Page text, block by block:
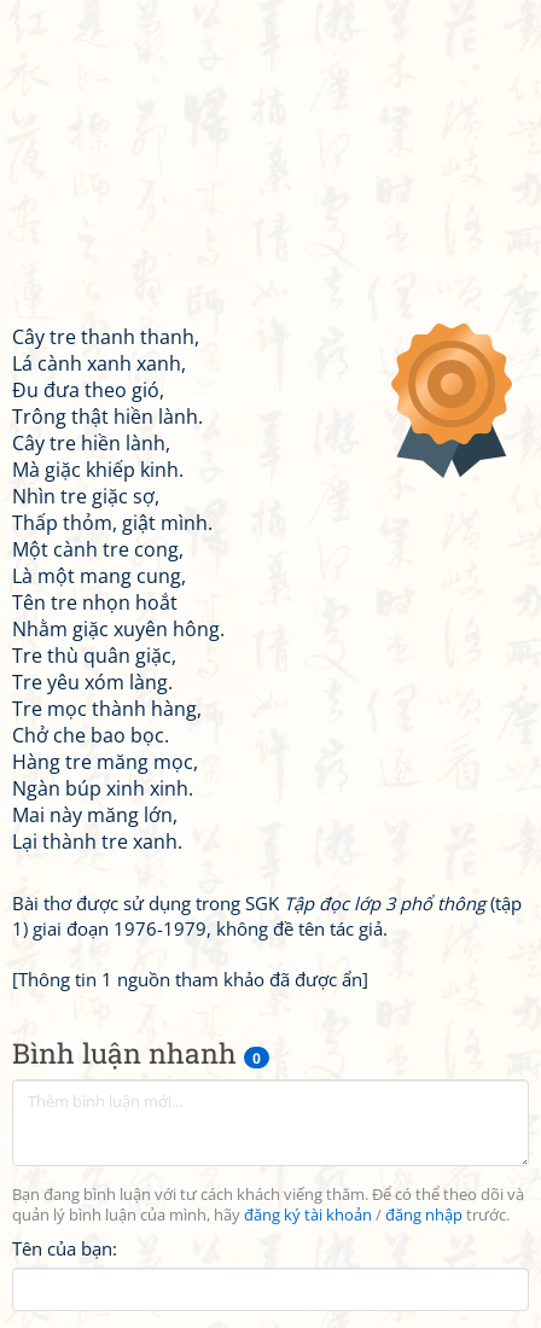
Bình luận nhanh 0
Bạn đang bình luận với tư cách khách viếng thăm. Để có thể theo dõi và
quản lý bình luận của mình, hãyđăng ký tài khoản /đăng nhậptrước.
Tên của bạn:
Cây tre thanh thanh,
Lá cành xanh xanh,
Đu đưa theo gió,
Trông thật hiền lành.
Cây tre hiền lành,
Mà giặc khiếp kinh.
Nhìn tre giặc sợ,
Thấp thỏm, giật mình.
Một cành tre cong,
Là một mang cung,
Tên tre nhọn hoắt
Nhằm giặc xuyên hông.
Tre thù quân giặc,
Tre yêu xóm làng.
Tre mọc thành hàng,
Chở che bao bọc.
Hàng tre măng mọc,
Ngàn búp xinh xinh.
Mai này măng lớn,
Lại thành tre xanh.
Bài thơ được sử dụng trong SGK Tập đọc lớp 3 phổ thông(tập
1) giai đoạn 1976-1979, không đề tên tác giả.
[Thông tin 1 nguồn tham khảo đã được ẩn]